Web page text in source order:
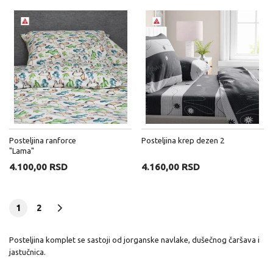
Posteljina ranforce
"Lama"
4.100,00 RSD
Posteljina krep dezen 2
4.160,00 RSD
1 2
Posteljina komplet se sastoji od jorganske navlake, dušečnog čaršava i
jastučnica.